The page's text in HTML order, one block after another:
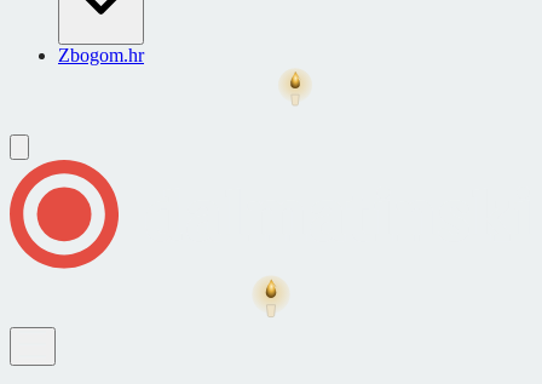
Zbogom.hr